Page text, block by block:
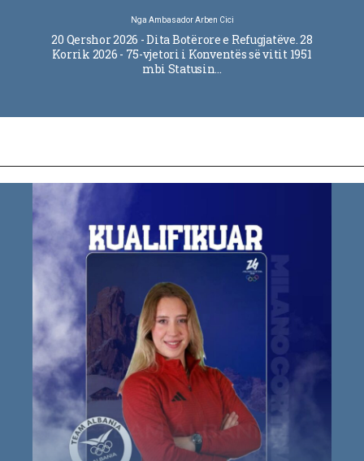
Nga Ambasador Arben Cici
20 Qershor 2026 - Dita Botërore e Refugjatëve. 28
Korrik 2026 - 75-vjetori i Konventës së vitit 1951
mbi Statusin…